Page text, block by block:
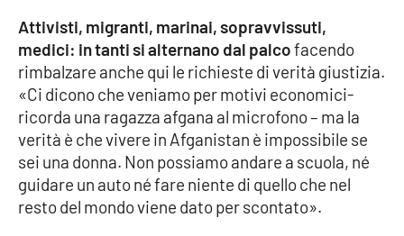
Cosenza
Lamezia Terme
PROGETTI
SPECIALI
Buona Sanità Calabria
Attivisti, migranti, marinai, sopravvissuti,
medici: in tanti si alternano dal palcofacendo
rimbalzare anche qui le richieste di verità giustizia.
«Ci dicono che veniamo per motivi economici-
ricorda una ragazza afgana al microfono – ma la
verità è che vivere in Afganistan è impossibile se
sei una donna. Non possiamo andare a scuola, né
guidare un auto né fare niente di quello che nel
resto del mondo viene dato per scontato».